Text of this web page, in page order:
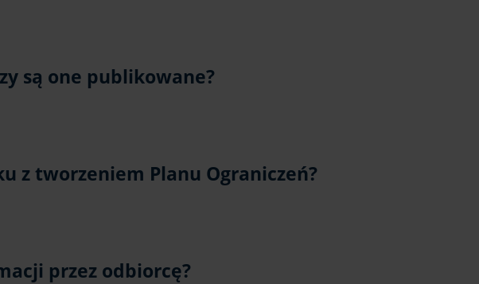
są one publikowane?
z tworzeniem Planu Ograniczeń?
przez odbiorcę?